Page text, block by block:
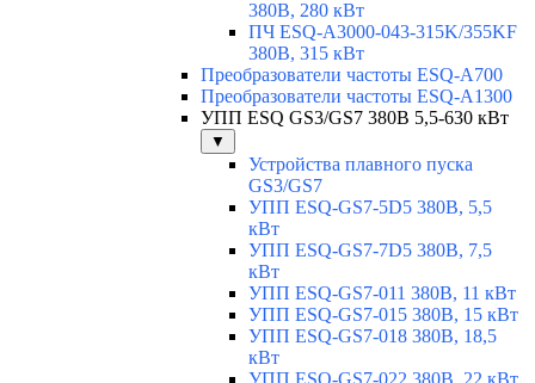
380В, 280 кВт
ПЧ ESQ-A3000-043-315K/355KF
380В, 315 кВт
Преобразователи частоты ESQ-A700
Преобразователи частоты ESQ-A1300
УПП ESQ GS3/GS7 380В 5,5-630 кВт
▼
Устройства плавного пуска
GS3/GS7
УПП ESQ-GS7-5D5 380В, 5,5
кВт
УПП ESQ-GS7-7D5 380В, 7,5
кВт
УПП ESQ-GS7-011 380В, 11 кВт
УПП ESQ-GS7-015 380В, 15 кВт
УПП ESQ-GS7-018 380В, 18,5
кВт